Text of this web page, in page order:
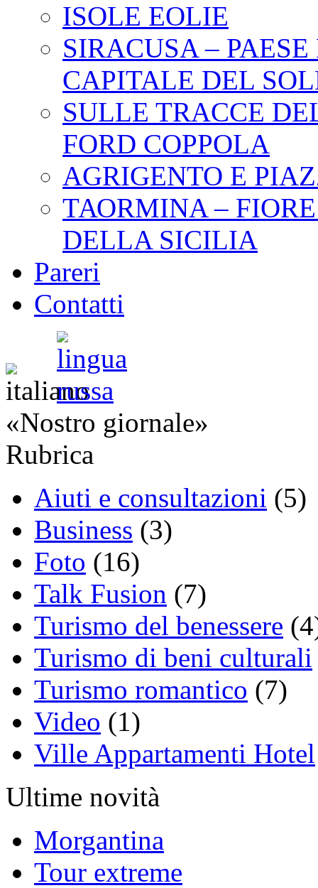
ISOLE EOLIE
SIRACUSA –
CAPITALE DEL
SULLE TRACCE
FORD COPPOLA
АGRIGENTO E
ТАОRMINA –
DELLA SICILIA
Pareri
Contatti
«Nostro giornale»
Rubrica
Aiuti e consultazioni (5)
Business (3)
Foto (16)
Talk Fusion (7)
Turismo del benessere
Turismo di beni culturali
Turismo romantico (7)
Video (1)
Ville Appartamenti Hotel
Ultime novità
Morgantina
Tour extreme